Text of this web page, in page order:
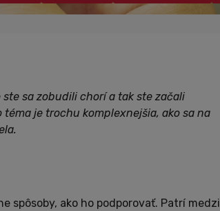
Zaujímavosti
sa zobudili chorí a tak ste začali
je trochu komplexnejšia, ako sa na
spôsoby, ako ho podporovať. Patrí medzi